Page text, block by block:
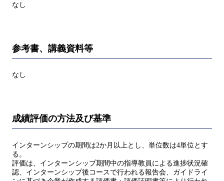
なし
参考書、講義資料等
なし
成績評価の方法及び基準
インターンシップの期間は2か月以上とし、単位数は4単位とす
る。
評価は、インターンシップ期間中の指導教員による進捗状況確
認、インターンシップ後コースで行われる報告会、ガイドライ